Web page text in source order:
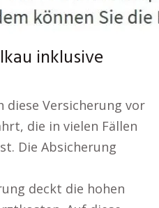
inklusive
Versicherung vor
die in vielen Fällen
Die Absicherung
deckt die hohen